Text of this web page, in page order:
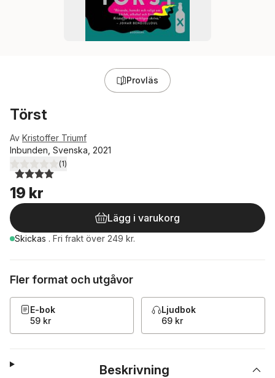
Provläs
Törst
Av Kristoffer Triumf
Inbunden, Svenska, 2021
4,0utav 5 stjärnor. Totalt antal röster:
(1)
19 kr
Lägg i varukorg
Skickas . Fri frakt över 249 kr.
Fler format och utgåvor
E-bok
59 kr
Ljudbok
69 kr
Beskrivning